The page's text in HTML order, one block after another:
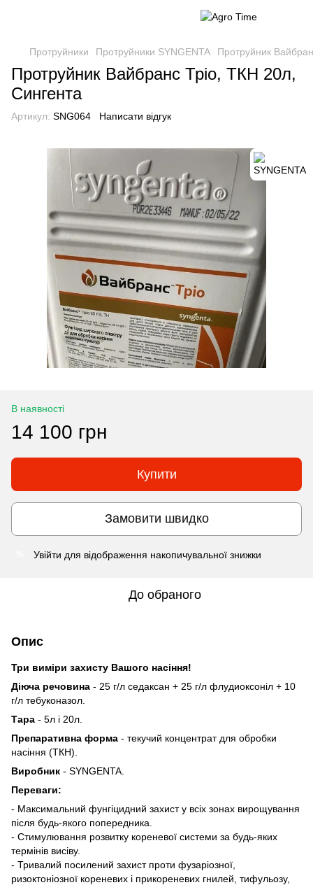
Протруйники Протруйники SYNGENTA Протруйник
Протруйник Вайбранс Тріо, ТКН 20л,
Сингента
Артикул: SNG064 Написати відгук
В наявності
14 100 грн
Купити
Замовити швидко
Увійти для відображення накопичувальної знижки
До обраного
Опис
Три виміри захисту Вашого насіння!
Діюча речовина - 25 г/л седаксан + 25 г/л флудиоксоніл + 10
г/л тебуконазол.
Тара - 5л і 20л.
Препаративна форма - текучий концентрат для обробки
насіння (ТКН).
Виробник - SYNGENTA.
Переваги:
- Максимальний фунгіцидний захист у всіх зонах вирощування
після будь-якого попередника.
- Стимулювання розвитку кореневої системи за будь-яких
термінів висіву.
- Тривалий посилений захист проти фузаріозної,
ризоктоніозної кореневих і прикореневих гнилей, тифульозу,